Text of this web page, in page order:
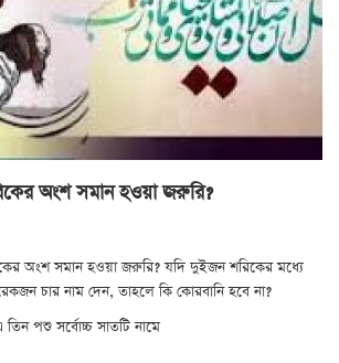
অংশ সমান হওয়া জরুরি?
অংশ সমান হওয়া জরুরি? যদি দুইজন শরিকের মধ্যে
চার নাম দেন, তাহলে কি কোরবানি হবে না?
পশু সর্বোচ্চ সাতটি নামে